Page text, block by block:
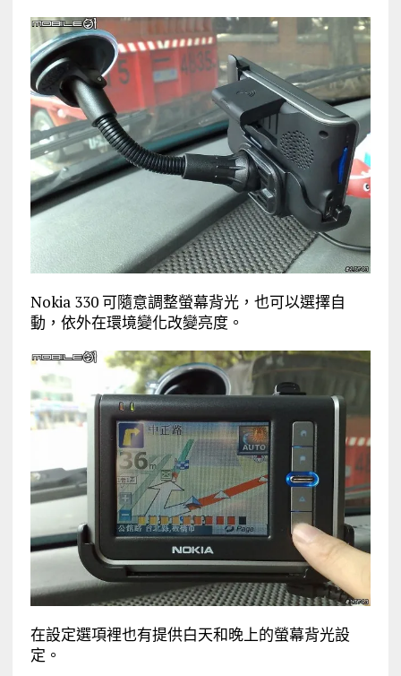
Nokia 330 可隨意調整螢幕背光，也可以選擇自
動，依外在環境變化改變亮度。
在設定選項裡也有提供白天和晚上的螢幕背光設
定。